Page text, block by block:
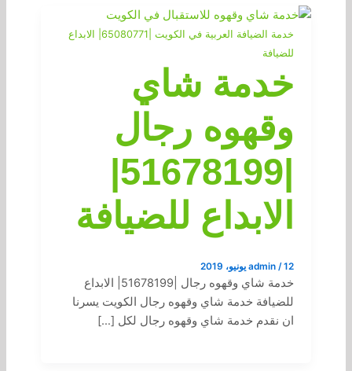
خدمة الضيافة العربية في الكويت |65080771| الابداع
للضيافة
خدمة شاي
وقهوه رجال
|51678199|
الابداع للضيافة
admin /12 يونيو، 2019
خدمة شاي وقهوه رجال |51678199| الابداع
للضيافة خدمة شاي وقهوه رجال الكويت يسرنا
ان نقدم خدمة شاي وقهوه رجال لكل […]